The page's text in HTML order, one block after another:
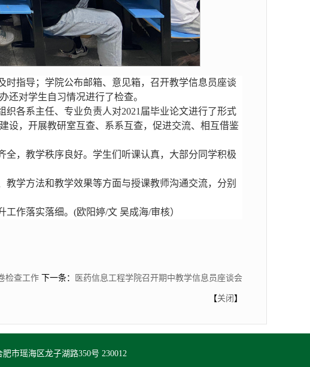
指导；学院公布邮箱、意见箱，召开教学信息员座谈
还对学生自习情况进行了检查。
各系主任、专业负责人对2021届毕业论文进行了形式
设，开展教研室互查、系系互查，促进交流、相互借鉴
全，教学秩序良好。学生们听课认真，大部分同学积极
教学方法和教学效果等方面与授课教师沟通交流， 分别
作落实落细。(欧阳婷/文 吴成海/审核）
检查工作 下一条： 医药信息工程学院召开期中教学信息员座谈会
【关闭 】
市瑶海区龙子湖路350号 230012